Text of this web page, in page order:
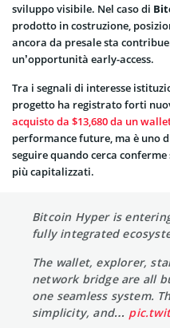
sviluppo visibile. Nel caso di
prodotto in costruzione,
ancora da presale sta
un’opportunità early-access.
Tra i segnali di interesse
progetto ha registrato forti
acquisto da $13,680 da un
performance future, ma è uno
seguire quando cerca
più capitalizzati.
Bitcoin Hyper is
fully integrated
The wallet, explorer,
network bridge are all
one seamless system.
simplicity, and…